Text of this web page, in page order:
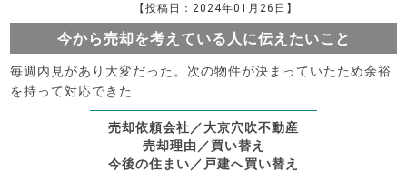
【投稿日：2024年01月26日】
今から売却を考えている人に伝えたいこと
毎週内見があり大変だった。次の物件が決まっていたため余裕
を持って対応できた
売却依頼会社／大京穴吹不動産
売却理由／買い替え
今後の住まい／戸建へ買い替え